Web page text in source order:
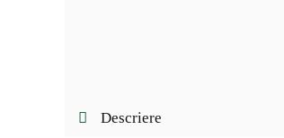
Descriere